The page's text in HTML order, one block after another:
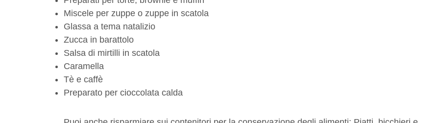
Miscele per zuppe o zuppe in scatola
Glassa a tema natalizio
Zucca in barattolo
Salsa di mirtilli in scatola
Caramella
Tè e caffè
Preparato per cioccolata calda